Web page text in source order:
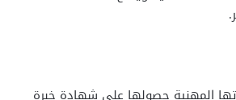
المهنية حصولها على شهادة خبرة